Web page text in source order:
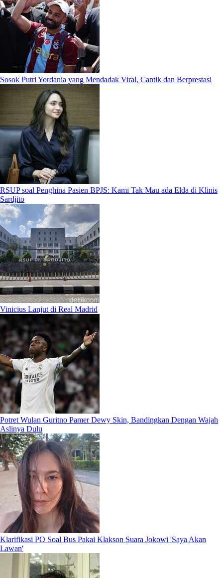
Sosok Putri Yordania yang Mendadak Viral, Cantik dan Berprestasi
RSUP soal Penghina Pasien BPJS: Kami Tak Mau ada Elda di Klinis
Sardjito
Vinicius Lanjut di Real Madrid
Potret Wulan Guritno Pamer Dewy Skin, Bandingkan Dengan Wajah
Aslinya Dulu
Klarifikasi PO Soal Bus Pakai Klakson Suara Jokowi 'Saya Akan
Lawan'